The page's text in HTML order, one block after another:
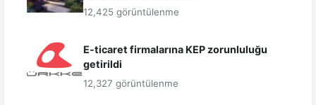
12,425 görüntülenme
E-ticaret firmalarına KEP zorunluluğu
getirildi
12,327 görüntülenme